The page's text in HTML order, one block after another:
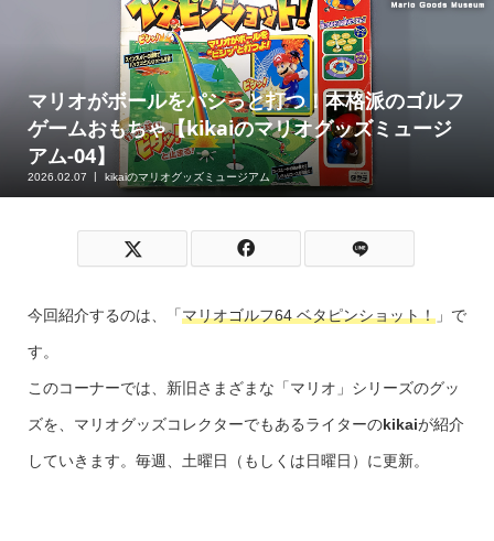
マリオがボールをパシっと打つ！本格派のゴルフ
ゲームおもちゃ【kikaiのマリオグッズミュージ
アム-04】
2026.02.07 kikaiのマリオグッズミュージアム
今回紹介するのは、「マリオゴルフ64 ベタピンショット！」で
す。
このコーナーでは、新旧さまざまな「マリオ」シリーズのグッ
ズを、マリオグッズコレクターでもあるライターのkikaiが紹介
していきます。毎週、土曜日（もしくは日曜日）に更新。